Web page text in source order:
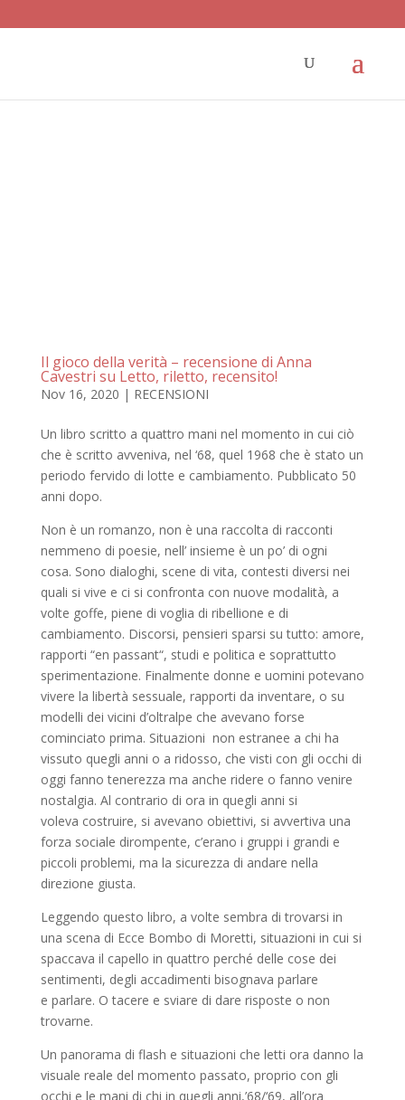
Il gioco della verità – recensione di Anna
Cavestri su Letto, riletto, recensito!
Nov 16, 2020 | RECENSIONI
Un libro scritto a quattro mani nel momento in cui ciò
che è scritto avveniva, nel ‘68, quel 1968 che è stato un
periodo fervido di lotte e cambiamento. Pubblicato 50
anni dopo.
Non è un romanzo, non è una raccolta di racconti
nemmeno di poesie, nell’ insieme è un po’ di ogni
cosa. Sono dialoghi, scene di vita, contesti diversi nei
quali si vive e ci si confronta con nuove modalità, a
volte goffe, piene di voglia di ribellione e di
cambiamento. Discorsi, pensieri sparsi su tutto: amore,
rapporti “en passant“, studi e politica e soprattutto
sperimentazione. Finalmente donne e uomini potevano
vivere la libertà sessuale, rapporti da inventare, o su
modelli dei vicini d’oltralpe che avevano forse
cominciato prima. Situazioni non estranee a chi ha
vissuto quegli anni o a ridosso, che visti con gli occhi di
oggi fanno tenerezza ma anche ridere o fanno venire
nostalgia. Al contrario di ora in quegli anni si
voleva costruire, si avevano obiettivi, si avvertiva una
forza sociale dirompente, c’erano i gruppi i grandi e
piccoli problemi, ma la sicurezza di andare nella
direzione giusta.
Leggendo questo libro, a volte sembra di trovarsi in
una scena di Ecce Bombo di Moretti, situazioni in cui si
spaccava il capello in quattro perché delle cose dei
sentimenti, degli accadimenti bisognava parlare
e parlare. O tacere e sviare di dare risposte o non
trovarne.
Un panorama di flash e situazioni che letti ora danno la
visuale reale del momento passato, proprio con gli
occhi e le mani di chi in quegli anni,’68/‘69, all’ora